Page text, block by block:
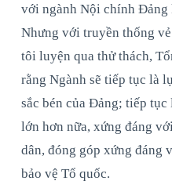
với ngành Nội chính Đảng
Nhưng với truyền thống
tôi luyện qua thử thách,
rằng Ngành sẽ tiếp tục là
sắc bén của Đảng; tiếp
lớn hơn nữa, xứng đáng
dân, đóng góp xứng đáng
bảo vệ Tổ quốc.